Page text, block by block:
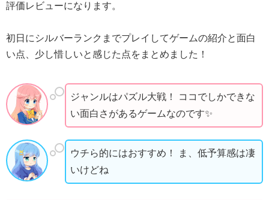
評価レビューになります。
初日にシルバーランクまでプレイしてゲームの紹介と面白
い点、少し惜しいと感じた点をまとめました！
ジャンルはパズル大戦！ ココでしかできな
い面白さがあるゲームなのです✨
ウチら的にはおすすめ！ ま、低予算感は凄
いけどね